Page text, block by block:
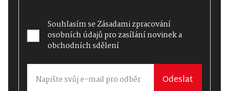
Souhlasím seZásadami zpracování
osobních údajůpro zasílání novinek a
obchodních sdělení
Odeslat